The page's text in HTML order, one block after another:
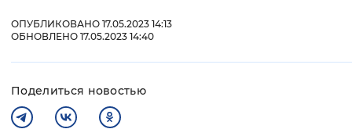
ОПУБЛИКОВАНО 17.05.2023 14:13
ОБНОВЛЕНО 17.05.2023 14:40
Поделиться новостью